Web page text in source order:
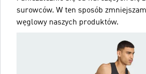
surowców. W ten sposób
węglowy naszych produktów.